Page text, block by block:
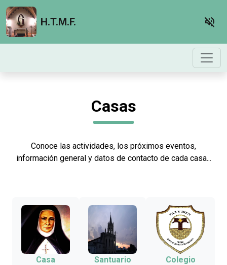
H.T.M.F. volume_off
Casas
Conoce las actividades, los próximos eventos,
información general y datos de contacto de cada casa...
Casa
Santuario
Colegio